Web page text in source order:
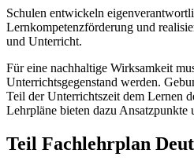
Schulen entwickeln
Lernkompetenzförderung und
und Unterricht.
Für eine nachhaltige Wirksamkeit
Unterrichtsgegenstand werden.
Teil der Unterrichtszeit dem Lernen
Lehrpläne bieten dazu Ansatzpunkte
Teil Fachlehrplan